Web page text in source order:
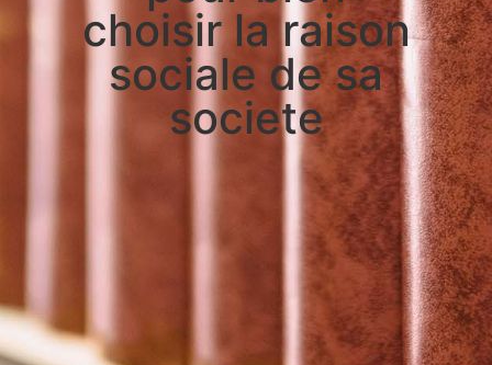
choisir la raison
sociale de sa
societe